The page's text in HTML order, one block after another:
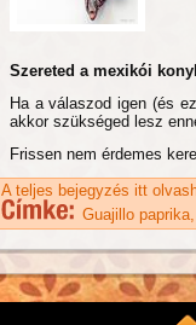
Szereted a mexikói
Ha a válaszod igen (és
akkor szükséged lesz
Frissen nem érdemes
A teljes bejegyzés itt
Guajillo paprika